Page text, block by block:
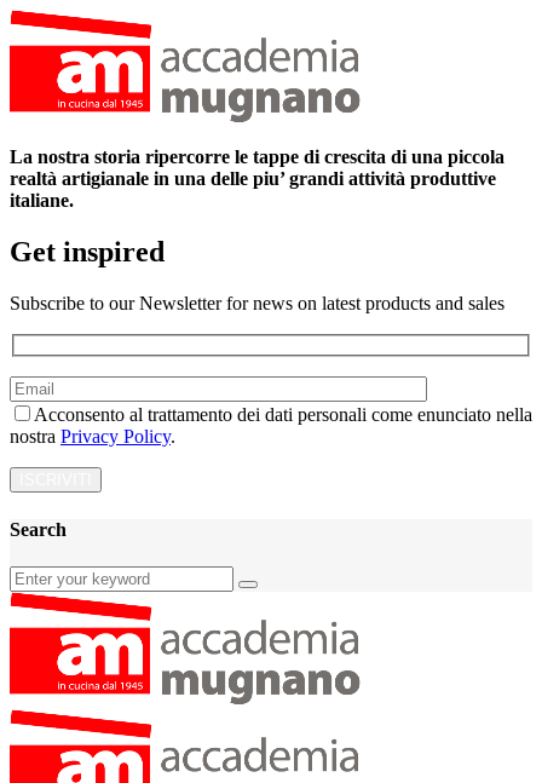
La nostra storia ripercorre le tappe di crescita di una piccola
realtà artigianale in una delle piu’ grandi attività produttive
italiane.
Get inspired
Subscribe to our Newsletter for news on latest products and sales
Acconsento al trattamento dei dati personali come enunciato nella
nostra Privacy Policy.
Search